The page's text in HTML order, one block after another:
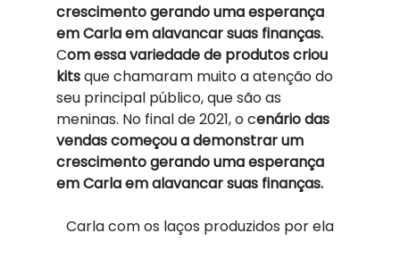
crescimento gerando uma esperança
em Carla em alavancar suas finanças.
Com essa variedade de produtos criou
kits que chamaram muito a atenção do
seu principal público, que são as
meninas. No final de 2021, o cenário das
vendas começou a demonstrar um
crescimento gerando uma esperança
em Carla em alavancar suas finanças.
Carla com os laços produzidos por ela